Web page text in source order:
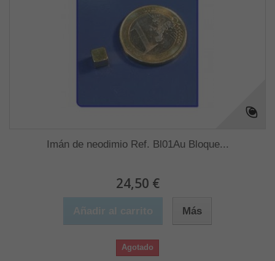
Imán de neodimio Ref. Bl01Au Bloque...
24,50 €
Más
Agotado